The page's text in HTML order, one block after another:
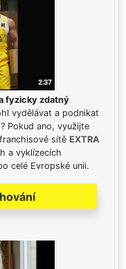
fyzicky zdatný
vydělávat a podnikat
Pokud ano, využijte
sítě EXTRA
a vyklízecích
celé Evropské unii.